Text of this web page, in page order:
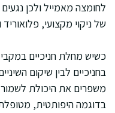
לחומצה מאמייל ולכן
של ניקוי מקצועי,
כשיש מחלת חניכיים
בחניכיים לבין שיקום
משפרים את היכולת לשמור
בדוגמה היפותטית,